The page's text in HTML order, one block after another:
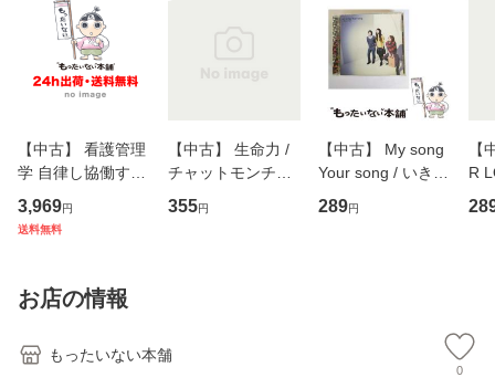
【中古】 看護管理
学 自律し協働する
専門職の看護マネ
ジメントスキル 改
恵 藤本幸三 / 南江
堂 [単行
3,969円
送料無料
【中古】 生命力 /
チャットモンチー /
キューンレコード
[CD]【メール便送
355円
【中古】 My song
Your song / いきも
のがかり / [CD]
【メール便送料無
289円
【
R
産
お店の情報
もったいない本舗
0